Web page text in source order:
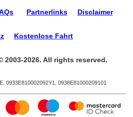
Partnerlinks Disclaimer
Kostenlose Fahrt
2026. All rights reserved.
0933Ε810002092Υ1, 0938Ε81000209101